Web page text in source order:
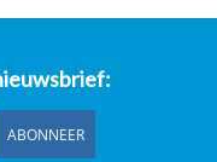
ABONNEER